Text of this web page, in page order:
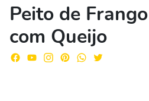
Peito de Frango
com Queijo
Comece